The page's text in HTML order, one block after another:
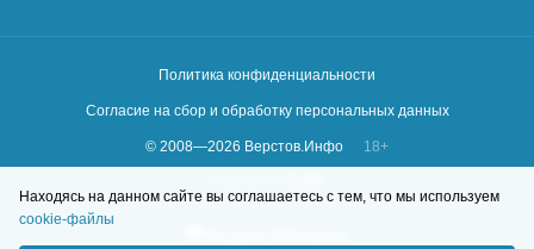
Политика конфиденциальности
Согласие на сбор и обработку персональных данных
© 2008—2026 Верстов.Инфо
18+
Находясь на данном сайте вы соглашаетесь с тем, что мы используем
cookie-файлы